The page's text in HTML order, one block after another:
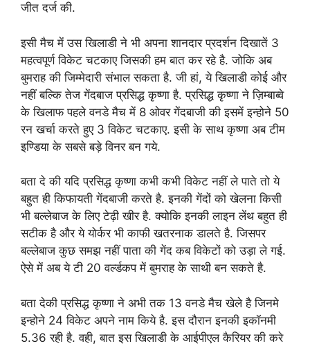
जीत दर्ज की.
इसी मैच में उस खिलाडी ने भी अपना शानदार प्रदर्शन दिखातें 3
महत्वपूर्ण विकेट चटकाए जिसकी हम बात कर रहे है. जोकि अब
बुमराह की जिम्मेदारी संभाल सकता है. जी हां, ये खिलाडी कोई और
नहीं बल्कि तेज गेंदबाज प्रसिद्ध कृष्णा है. प्रसिद्ध कृष्णा ने ज़िम्बाब्वे
के खिलाफ पहले वनडे मैच में 8 ओवर गेंदबाजी की इसमें इन्होने 50
रन खर्चा करते हुए 3 विकेट चटकाए. इसी के साथ कृष्णा अब टीम
इण्डिया के सबसे बड़े विनर बन गये.
बता दे की यदि प्रसिद्ध कृष्णा कभी कभी विकेट नहीं ले पाते तो ये
बहुत ही किफायती गेंदबाजी करते है. इनकी गेंदों को खेलना किसी
भी बल्लेबाज के लिए टेढ़ी खीर है. क्योकि इनकी लाइन लेंथ बहुत ही
सटीक है और ये योर्कर भी काफी खतरनाक डालते है. जिसपर
बल्लेबाज कुछ समझ नहीं पाता की गेंद कब विकेटों को उड़ा ले गई.
ऐसे में अब ये टी 20 वर्ल्डकप में बुमराह के साथी बन सकते है.
बता देकी प्रसिद्ध कृष्णा ने अभी तक 13 वनडे मैच खेले है जिनमे
इन्होने 24 विकेट अपने नाम किये है. इस दौरान इनकी इकॉनमी
5.36 रही है. वही, बात इस खिलाडी के आईपीएल कैरियर की करे